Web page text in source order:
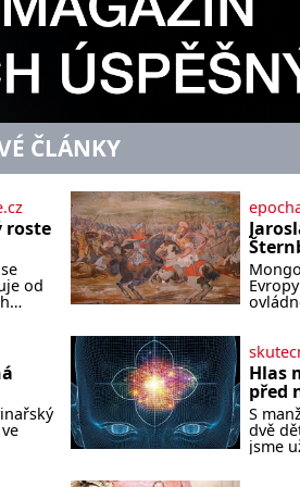
ČLÁNKY
roste
od
Evropy
malé,
hordy
Hlas
před
S
dvě
jsme